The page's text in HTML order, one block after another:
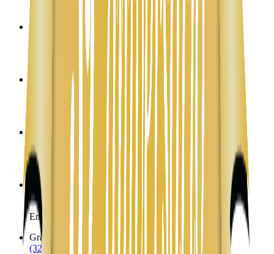
Envíos a Nicaragua desde Georgetown
(323) 953-8100
Envíos a Nicaragua desde Gilead
ME
(323) 953-8100
Envíos a Nicaragua desde Gorham
Gouldsboro
(323) 953-8100
Envíos a Nicaragua desde Gouldsboro
Grand Isle
(323) 953-8100
Envíos a Nicaragua desde Grand Isle
Grand Lake Stream
ME
(323) 953-8100